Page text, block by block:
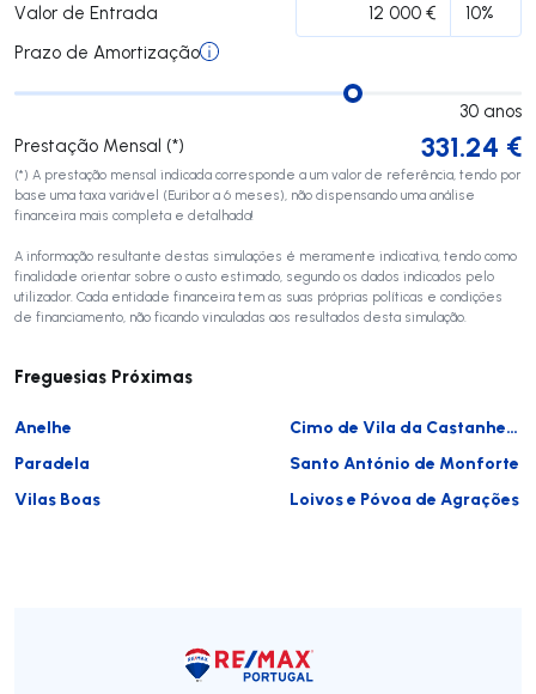
Valor de Entrada
Prazo de Amortização
30 anos
Prestação Mensal (*)
331.24 €
(*) A prestação mensal indicada corresponde a um valor de referência, tendo por
base uma taxa variável (Euribor a 6 meses), não dispensando uma análise
financeira mais completa e detalhada!
A informação resultante destas simulações é meramente indicativa, tendo como
finalidade orientar sobre o custo estimado, segundo os dados indicados pelo
utilizador. Cada entidade financeira tem as suas próprias políticas e condições
de financiamento, não ficando vinculadas aos resultados desta simulação.
Freguesias Próximas
Anelhe
Cimo de Vila da Castanheira
Paradela
Santo António de Monforte
Vilas Boas
Loivos e Póvoa de Agrações